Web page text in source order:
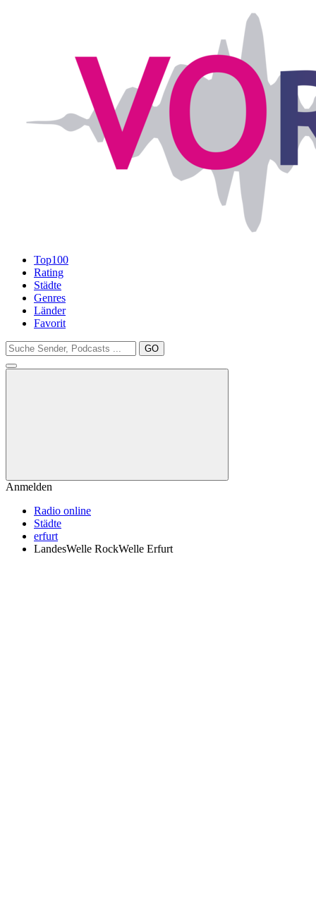
Top100
Rating
Städte
Genres
Länder
Favorit
GO
Anmelden
Radio online
Städte
erfurt
LandesWelle RockWelle Erfurt